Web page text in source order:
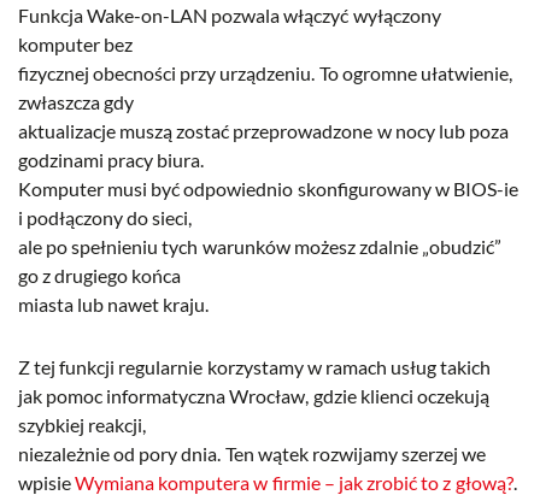
Funkcja Wake-on-LAN pozwala włączyć wyłączony
komputer bez
fizycznej obecności przy urządzeniu. To ogromne ułatwienie,
zwłaszcza gdy
aktualizacje muszą zostać przeprowadzone w nocy lub poza
godzinami pracy biura.
Komputer musi być odpowiednio skonfigurowany w BIOS-ie
i podłączony do sieci,
ale po spełnieniu tych warunków możesz zdalnie „obudzić”
go z drugiego końca
miasta lub nawet kraju.
Z tej funkcji regularnie korzystamy w ramach usług takich
jak pomoc informatyczna Wrocław, gdzie klienci oczekują
szybkiej reakcji,
niezależnie od pory dnia. Ten wątek rozwijamy szerzej we
wpisieWymiana komputera w firmie – jak zrobić to z głową?.